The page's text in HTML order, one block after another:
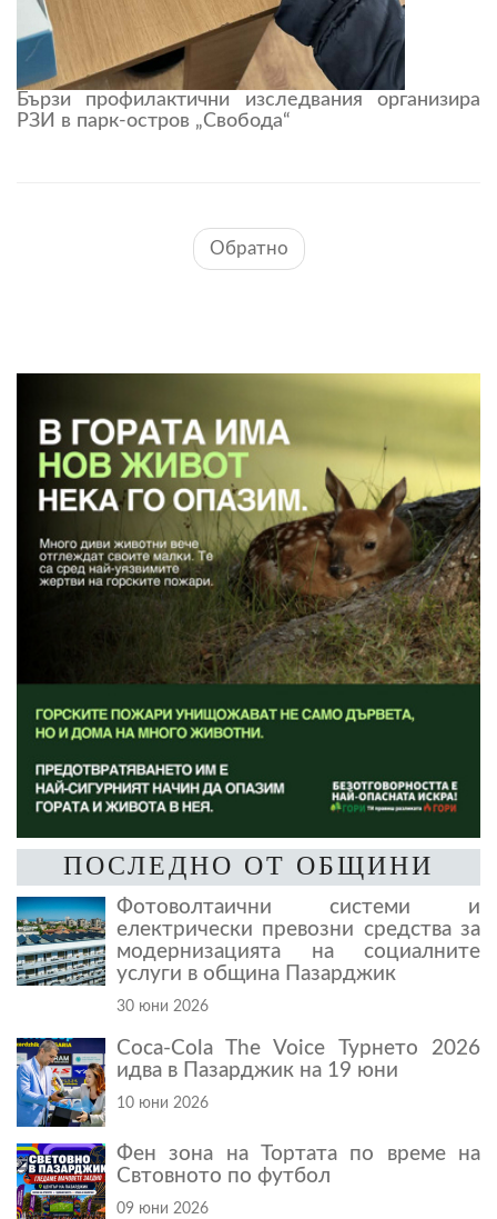
Бързи профилактични изследвания организира
РЗИ в парк-остров „Свобода“
Обратно
ПОСЛЕДНО ОТ ОБЩИНИ
Фотоволтаични системи и
електрически превозни средства за
модернизацията на социалните
услуги в община Пазарджик
30 юни 2026
Coca-Cola The Voice Турнето 2026
идва в Пазарджик на 19 юни
10 юни 2026
Фен зона на Тортата по време на
Свтовното по футбол
09 юни 2026